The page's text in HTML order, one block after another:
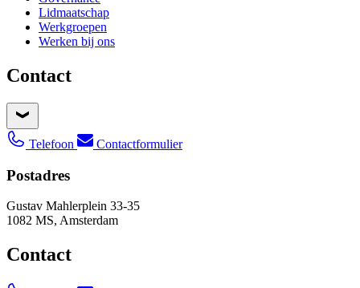
Lidmaatschap
Werkgroepen
Werken bij ons
Contact
Telefoon Contactformulier
Postadres
Gustav Mahlerplein 33-35
1082 MS, Amsterdam
Contact